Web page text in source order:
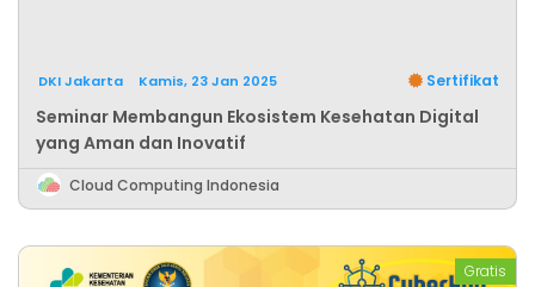
DKI Jakarta Kamis, 23 Jan 2025 Sertifikat
Seminar Membangun Ekosistem Kesehatan Digital
yang Aman dan Inovatif
Cloud Computing Indonesia
Gratis